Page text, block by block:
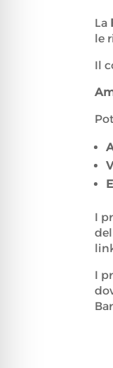
La
le
Il
I
I